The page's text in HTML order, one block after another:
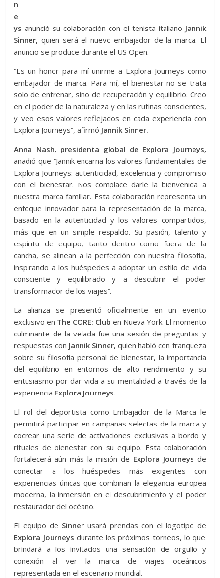
n
e
ys anunció su colaboración con el tenista italiano Jannik
Sinner, quien será el nuevo embajador de la marca. El
anuncio se produce durante el US Open.
“Es un honor para mí unirme a Explora Journeys como
embajador de marca. Para mí, el bienestar no se trata
solo de entrenar, sino de recuperación y equilibrio. Creo
en el poder de la naturaleza y en las rutinas conscientes,
y veo esos valores reflejados en cada experiencia con
Explora Journeys”, afirmó Jannik Sinner.
Anna Nash, presidenta global de Explora Journeys,
añadió que “Jannik encarna los valores fundamentales de
Explora Journeys: autenticidad, excelencia y compromiso
con el bienestar. Nos complace darle la bienvenida a
nuestra marca familiar. Esta colaboración representa un
enfoque innovador para la representación de la marca,
basado en la autenticidad y los valores compartidos,
más que en un simple respaldo. Su pasión, talento y
espíritu de equipo, tanto dentro como fuera de la
cancha, se alinean a la perfección con nuestra filosofía,
inspirando a los huéspedes a adoptar un estilo de vida
consciente y equilibrado y a descubrir el poder
transformador de los viajes”.
La alianza se presentó oficialmente en un evento
exclusivo en The CORE: Club en Nueva York. El momento
culminante de la velada fue una sesión de preguntas y
respuestas con Jannik Sinner, quien habló con franqueza
sobre su filosofía personal de bienestar, la importancia
del equilibrio en entornos de alto rendimiento y su
entusiasmo por dar vida a su mentalidad a través de la
experiencia Explora Journeys.
El rol del deportista como Embajador de la Marca le
permitirá participar en campañas selectas de la marca y
cocrear una serie de activaciones exclusivas a bordo y
rituales de bienestar con su equipo. Esta colaboración
fortalecerá aún más la misión de Explora Journeys de
conectar a los huéspedes más exigentes con
experiencias únicas que combinan la elegancia europea
moderna, la inmersión en el descubrimiento y el poder
restaurador del océano.
El equipo de Sinner usará prendas con el logotipo de
Explora Journeys durante los próximos torneos, lo que
brindará a los invitados una sensación de orgullo y
conexión al ver la marca de viajes oceánicos
representada en el escenario mundial.